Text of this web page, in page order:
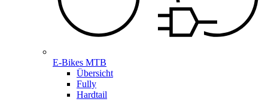
E-Bikes MTB
Übersicht
Fully
Hardtail